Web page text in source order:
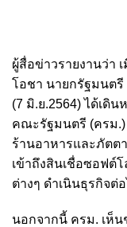
ผู้สื่อข่าวรายงานว่า
โอชา นายกรัฐมนตรี
(7 มิ.ย.2564) ได้เดิ
คณะรัฐมนตรี (ครม.)
ร้านอาหารและภัตต
เข้าถึงสินเชื่อซอฟต์
ต่างๆ ดำเนินธุรกิจต่
นอกจากนี้ ครม. เห็